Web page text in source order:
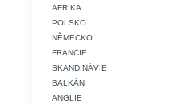
AFRIKA
POLSKO
NĚMECKO
FRANCIE
SKANDINÁVIE
BALKÁN
ANGLIE